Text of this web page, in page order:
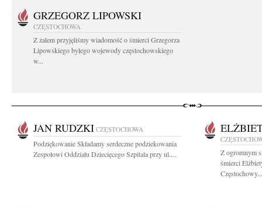
GRZEGORZ LIPOWSKI
CZĘSTOCHOWA
Z żalem przyjęliśmy wiadomość o śmierci Grzegorza
Lipowskiego byłego wojewody częstochowskiego
w...
JAN RUDZKI CZĘSTOCHOWA
Podziękowanie Składamy serdeczne podziekowania
Zespołowi Oddziału Dziecięcego Szpitala przy ul....
Z ogromnym
śmierci
Częstochowy...